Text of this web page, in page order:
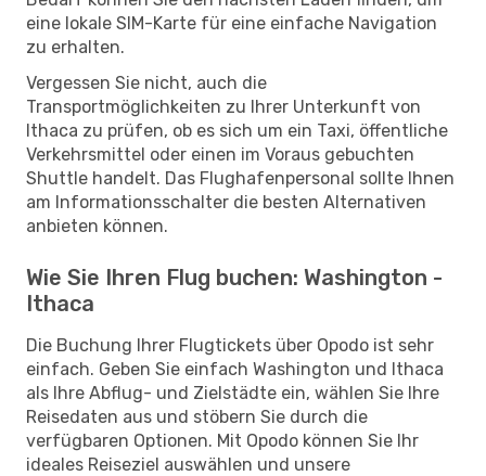
eine lokale SIM-Karte für eine einfache Navigation
zu erhalten.
Vergessen Sie nicht, auch die
Transportmöglichkeiten zu Ihrer Unterkunft von
Ithaca zu prüfen, ob es sich um ein Taxi, öffentliche
Verkehrsmittel oder einen im Voraus gebuchten
Shuttle handelt. Das Flughafenpersonal sollte Ihnen
am Informationsschalter die besten Alternativen
anbieten können.
Wie Sie Ihren Flug buchen: Washington -
Ithaca
Die Buchung Ihrer Flugtickets über Opodo ist sehr
einfach. Geben Sie einfach Washington und Ithaca
als Ihre Abflug- und Zielstädte ein, wählen Sie Ihre
Reisedaten aus und stöbern Sie durch die
verfügbaren Optionen. Mit Opodo können Sie Ihr
ideales Reiseziel auswählen und unsere